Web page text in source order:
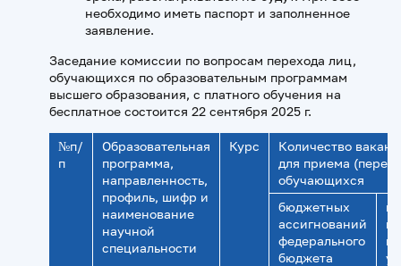
необходимо иметь паспорт и заполненное
заявление.
Заседание комиссии по вопросам перехода лиц,
обучающихся по образовательным программам
высшего образования, с платного обучения на
бесплатное состоится 22 сентября 2025 г.
№п/
п
Образовательная
программа,
направленность,
профиль, шифр и
наименование
научной
специальности
Курс
Количество
для приема
обучающихся
бюджетных
ассигнований
федерального
бюджета